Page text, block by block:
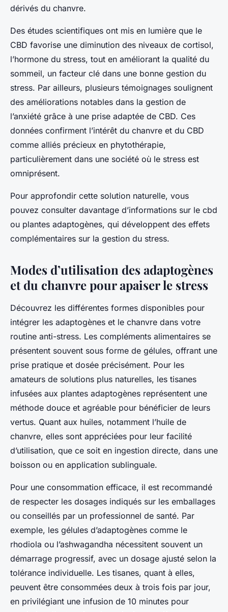
dérivés du chanvre.
Des études scientifiques ont mis en lumière que le
CBD favorise une diminution des niveaux de cortisol,
l’hormone du stress, tout en améliorant la qualité du
sommeil, un facteur clé dans une bonne gestion du
stress. Par ailleurs, plusieurs témoignages soulignent
des améliorations notables dans la gestion de
l’anxiété grâce à une prise adaptée de CBD. Ces
données confirment l’intérêt du chanvre et du CBD
comme alliés précieux en phytothérapie,
particulièrement dans une société où le stress est
omniprésent.
Pour approfondir cette solution naturelle, vous
pouvez consulter davantage d’informations sur le cbd
ou plantes adaptogènes, qui développent des effets
complémentaires sur la gestion du stress.
Modes d’utilisation des adaptogènes
et du chanvre pour apaiser le stress
Découvrez les différentes formes disponibles pour
intégrer les adaptogènes et le chanvre dans votre
routine anti-stress. Les compléments alimentaires se
présentent souvent sous forme de gélules, offrant une
prise pratique et dosée précisément. Pour les
amateurs de solutions plus naturelles, les tisanes
infusées aux plantes adaptogènes représentent une
méthode douce et agréable pour bénéficier de leurs
vertus. Quant aux huiles, notamment l’huile de
chanvre, elles sont appréciées pour leur facilité
d’utilisation, que ce soit en ingestion directe, dans une
boisson ou en application sublinguale.
Pour une consommation efficace, il est recommandé
de respecter les dosages indiqués sur les emballages
ou conseillés par un professionnel de santé. Par
exemple, les gélules d’adaptogènes comme le
rhodiola ou l’ashwagandha nécessitent souvent un
démarrage progressif, avec un dosage ajusté selon la
tolérance individuelle. Les tisanes, quant à elles,
peuvent être consommées deux à trois fois par jour,
en privilégiant une infusion de 10 minutes pour